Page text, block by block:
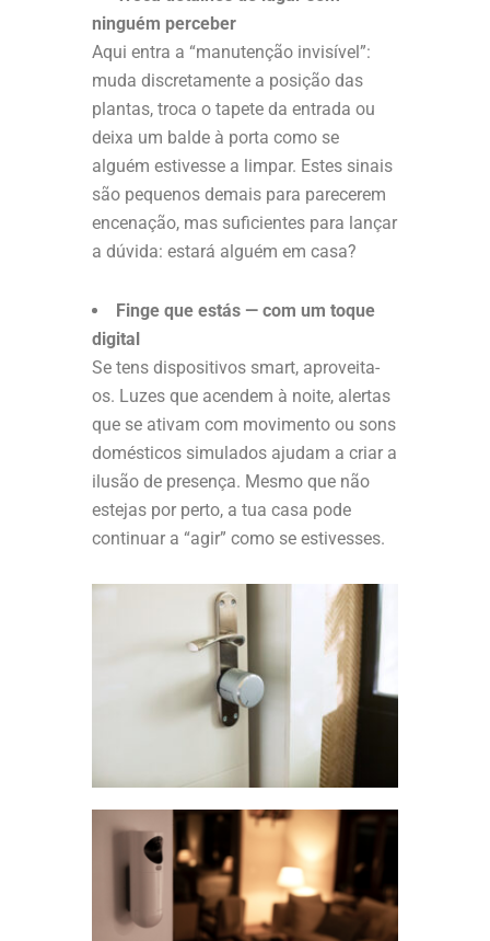
ninguém perceber
Aqui entra a “manutenção invisível”:
muda discretamente a posição das
plantas, troca o tapete da entrada ou
deixa um balde à porta como se
alguém estivesse a limpar. Estes sinais
são pequenos demais para parecerem
encenação, mas suficientes para lançar
a dúvida: estará alguém em casa?
Finge que estás — com um toque
digital
Se tens dispositivos smart, aproveita-
os. Luzes que acendem à noite, alertas
que se ativam com movimento ou sons
domésticos simulados ajudam a criar a
ilusão de presença. Mesmo que não
estejas por perto, a tua casa pode
continuar a “agir” como se estivesses.